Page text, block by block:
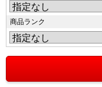
商品ランク